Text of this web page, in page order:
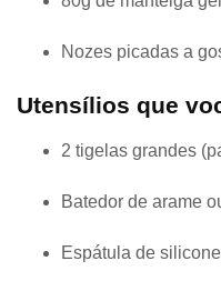
Nozes picadas a
Utensílios que
2 tigelas grandes
Batedor de arame
Espátula de silicone